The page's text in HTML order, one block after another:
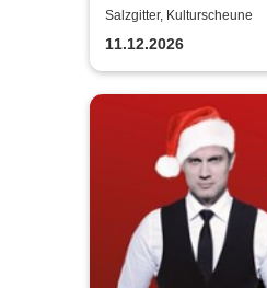
Salzgitter, Kulturscheune
11.12.2026